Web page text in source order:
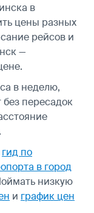
в
цены разных
рейсов и
—
в неделю,
пересадок
гид по
в город
низкую
и график цен